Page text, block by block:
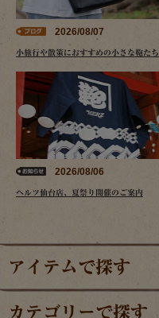
2026/08/07
小旅行や散策におすすめの小さな鞄たち
2026/08/06
ヘルツ仙台店、夏祭り開催のご案内
アイテムで探す
カテゴリーで探す